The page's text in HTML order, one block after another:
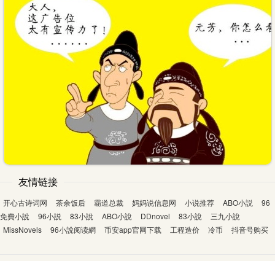
友情链接
开心古诗词网 茶余饭后 霸道总裁 妈妈说信息网 小说推荐 ABO小説
96
免費小說
96小説 83小說 ABO小說 DDnovel 83小說
三九小說
MissNovels
96小說阅读網 币安app官网下载 工程造价 冷币 抖音号购买